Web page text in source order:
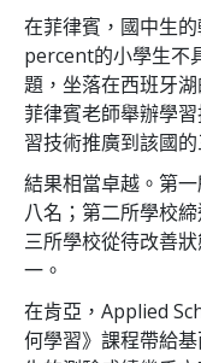
在菲律賓，國中生
percent的小學生不
題，坐落在西班牙
菲律賓老師舉辦學
習技術推廣到該國
結果相當卓越。第
八名；第二所學校
三所學校從待改善
一。
在肯亞，Applied
何學習》課程帶給